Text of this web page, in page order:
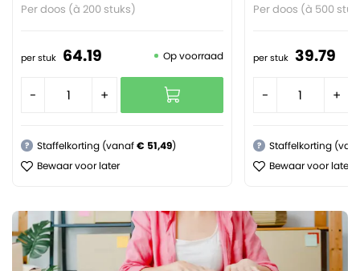
Per doos (à 200 stuks)
per stuk 64.19 Op voorraad
- +
? Staffelkorting (vanaf€ 51,49)
Bewaar voor later
Per doos (à 500
per stuk 39.79
- +
?
Staffelkorting
Bewaar voor later